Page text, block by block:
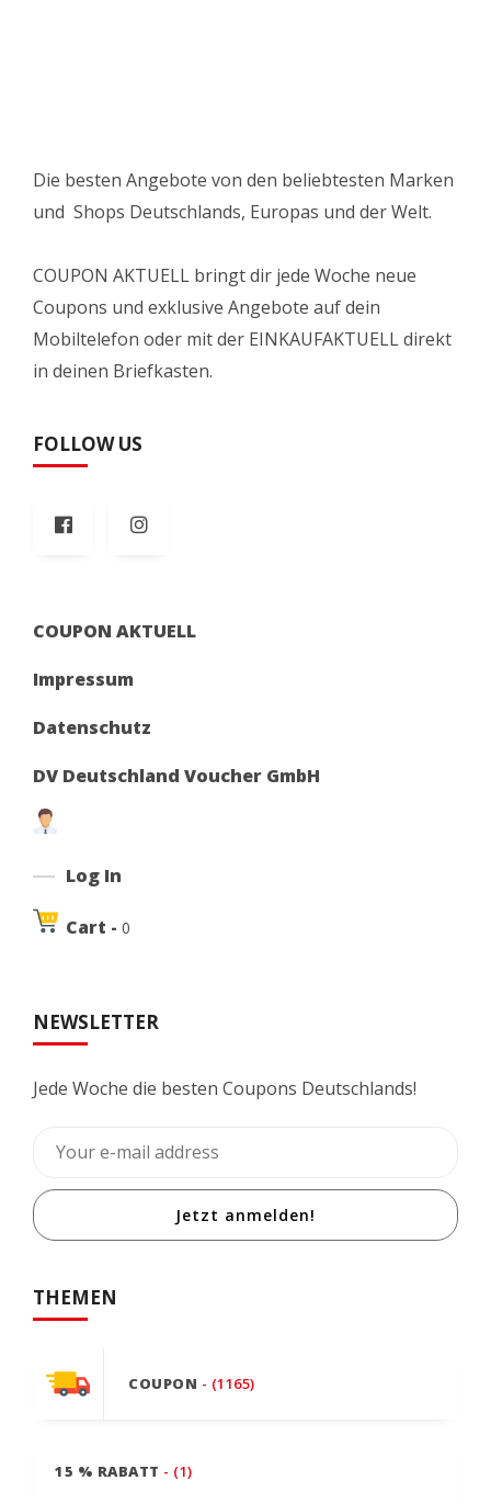
Die besten Angebote von den beliebtesten Marken
und Shops Deutschlands, Europas und der Welt.
COUPON AKTUELL bringt dir jede Woche neue
Coupons und exklusive Angebote auf dein
Mobiltelefon oder mit der EINKAUFAKTUELL direkt
in deinen Briefkasten.
FOLLOW US
COUPON AKTUELL
Impressum
Datenschutz
DV Deutschland Voucher GmbH
Log In
Cart - 0
NEWSLETTER
Jede Woche die besten Coupons Deutschlands!
Jetzt anmelden!
THEMEN
COUPON - (1165)
15 % RABATT - (1)